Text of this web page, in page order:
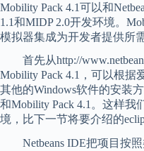
Mobility Pack 4.1可以和
1.1和MIDP 2.0开发环境。
模拟器集成为开发者提供所
首先从http://
Mobility Pack 4.1，可以根据
其他的Windows软件的安装
和Mobility Pack 4.1。这样我
境，比下一节将要介绍的
Netbeans IDE把项目按照